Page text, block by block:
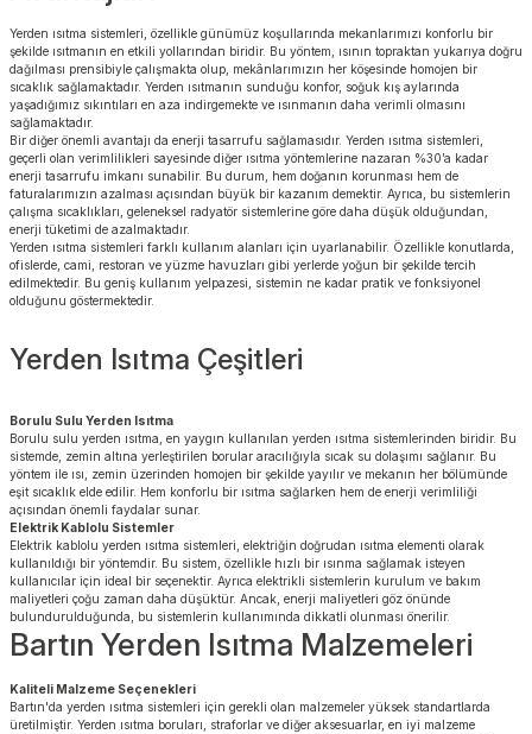
Yerden ısıtma sistemleri, özellikle günümüz koşullarında mekanlarımızı konforlu bir
şekilde ısıtmanın en etkili yollarından biridir. Bu yöntem, ısının topraktan yukarıya doğru
dağılması prensibiyle çalışmakta olup, mekânlarımızın her köşesinde homojen bir
sıcaklık sağlamaktadır. Yerden ısıtmanın sunduğu konfor, soğuk kış aylarında
yaşadığımız sıkıntıları en aza indirgemekte ve ısınmanın daha verimli olmasını
sağlamaktadır.
Bir diğer önemli avantajı da enerji tasarrufu sağlamasıdır. Yerden ısıtma sistemleri,
geçerli olan verimlilikleri sayesinde diğer ısıtma yöntemlerine nazaran %30’a kadar
enerji tasarrufu imkanı sunabilir. Bu durum, hem doğanın korunması hem de
faturalarımızın azalması açısından büyük bir kazanım demektir. Ayrıca, bu sistemlerin
çalışma sıcaklıkları, geleneksel radyatör sistemlerine göre daha düşük olduğundan,
enerji tüketimi de azalmaktadır.
Yerden ısıtma sistemleri farklı kullanım alanları için uyarlanabilir. Özellikle konutlarda,
ofislerde, cami, restoran ve yüzme havuzları gibi yerlerde yoğun bir şekilde tercih
edilmektedir. Bu geniş kullanım yelpazesi, sistemin ne kadar pratik ve fonksiyonel
olduğunu göstermektedir.
Yerden Isıtma Çeşitleri
Borulu Sulu Yerden Isıtma
Borulu sulu yerden ısıtma, en yaygın kullanılan yerden ısıtma sistemlerinden biridir. Bu
sistemde, zemin altına yerleştirilen borular aracılığıyla sıcak su dolaşımı sağlanır. Bu
yöntem ile ısı, zemin üzerinden homojen bir şekilde yayılır ve mekanın her bölümünde
eşit sıcaklık elde edilir. Hem konforlu bir ısıtma sağlarken hem de enerji verimliliği
açısından önemli faydalar sunar.
Elektrik Kablolu Sistemler
Elektrik kablolu yerden ısıtma sistemleri, elektriğin doğrudan ısıtma elementi olarak
kullanıldığı bir yöntemdir. Bu sistem, özellikle hızlı bir ısınma sağlamak isteyen
kullanıcılar için ideal bir seçenektir. Ayrıca elektrikli sistemlerin kurulum ve bakım
maliyetleri çoğu zaman daha düşüktür. Ancak, enerji maliyetleri göz önünde
bulundurulduğunda, bu sistemlerin kullanımında dikkatli olunması önerilir.
Bartın Yerden Isıtma Malzemeleri
Kaliteli Malzeme Seçenekleri
Bartın'da yerden ısıtma sistemleri için gerekli olan malzemeler yüksek standartlarda
üretilmiştir. Yerden ısıtma boruları, straforlar ve diğer aksesuarlar, en iyi malzeme